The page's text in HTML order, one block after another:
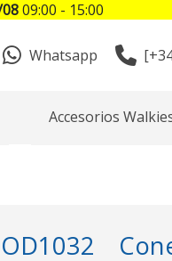
Whatsapp
Accesorios
09:00 - 15:00